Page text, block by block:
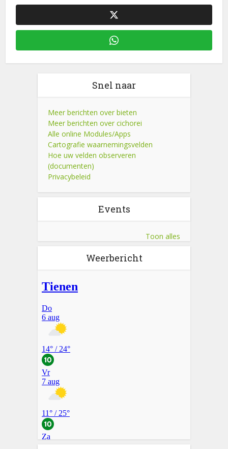
Snel naar
Meer berichten over bieten
Meer berichten over cichorei
Alle online Modules/Apps
Cartografie waarnemingsvelden
Hoe uw velden observeren
(documenten)
Privacybeleid
Events
Toon alles
Weerbericht